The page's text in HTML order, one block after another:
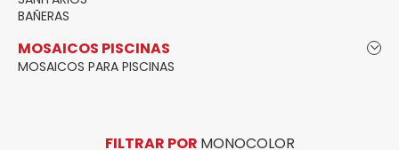
BAÑERAS
MOSAICOS PISCINAS
MOSAICOS PARA PISCINAS
FILTRAR POR MONOCOLOR